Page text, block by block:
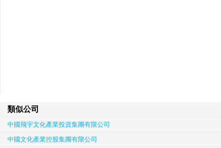
類似公司
中國飛宇文化產業投資集團有限公司
中國文化產業控股集團有限公司